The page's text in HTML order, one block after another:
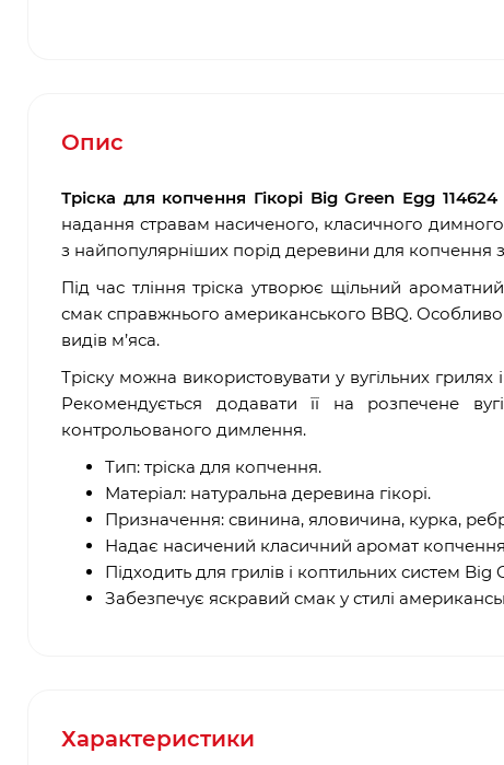
Опис
Тріска для копчення Гікорі Big Green Egg 114624
надання стравам насиченого, класичного
з найпопулярніших порід деревини для копчення
Під час тління тріска утворює щільний
смак справжнього американського BBQ.
видів м’яса.
Тріску можна використовувати у вугільних
Рекомендується додавати її на розпечене
контрольованого димлення.
Тип: тріска для копчення.
Матеріал: натуральна деревина гікорі.
Призначення: свинина, яловичина, курка,
Надає насичений класичний аромат
Підходить для грилів і коптильних систем Big
Забезпечує яскравий смак у стилі
Характеристики